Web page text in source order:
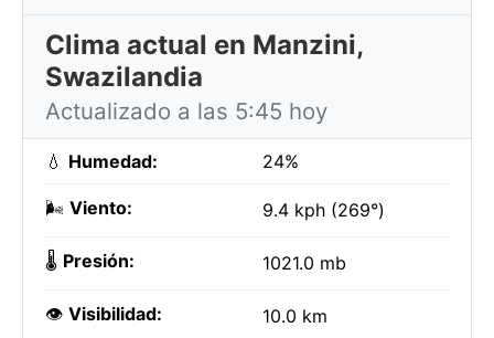
Clima actual en Manzini,
Swazilandia
Actualizado a las 5:45 hoy
💧 Humedad: 24%
🌬️ Viento: 9.4 kph (269°)
🌡️ Presión: 1021.0 mb
👁️ Visibilidad: 10.0 km